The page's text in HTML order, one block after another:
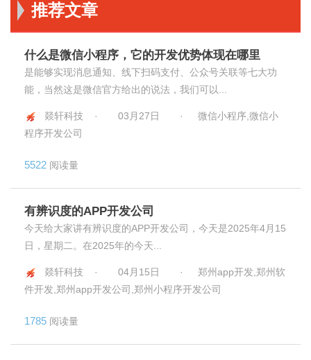
推荐文章
什么是微信小程序，它的开发优势体现在哪里
是能够实现消息通知、线下扫码支付、公众号关联等七大功
能，当然这是微信官方给出的说法，我们可以...
燚轩科技 · 03月27日 ·
微信小程序,微信小
程序开发公司
5522 阅读量
有辨识度的APP开发公司
今天给大家讲有辨识度的APP开发公司，今天是2025年4月15
日，星期二。在2025年的今天...
燚轩科技 · 04月15日 ·
郑州app开发,郑州软
件开发,郑州app开发公司,郑州小程序开发公司
1785 阅读量